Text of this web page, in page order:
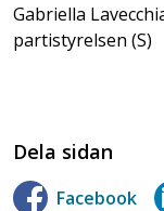
Gabriella
partistyrelsen (S)
Dela sidan
Facebook